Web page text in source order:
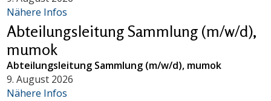
Nähere Infos
Abteilungsleitung Sammlung (m/w/d),
mumok
Abteilungsleitung Sammlung (m/w/d), mumok
9. August 2026
Nähere Infos